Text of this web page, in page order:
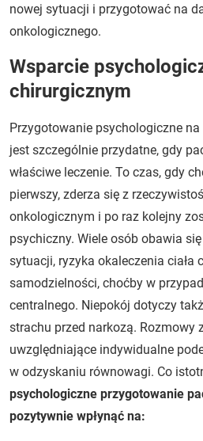
nowej sytuacji i przygotować na
onkologicznego.
Wsparcie
chirurgicznym
Przygotowanie psychologiczne
jest szczególnie przydatne, gdy
właściwe leczenie. To czas, gdy
pierwszy, zderza się z
onkologicznym i po raz kolejny
psychiczny. Wiele osób obawia
sytuacji, ryzyka okaleczenia ciała
samodzielności, choćby w
centralnego. Niepokój dotyczy
strachu przed narkozą. Rozmowy
uwzględniające indywidualne
w odzyskaniu równowagi. Co
psychologiczne przygotowanie
pozytywnie wpłynąć na: